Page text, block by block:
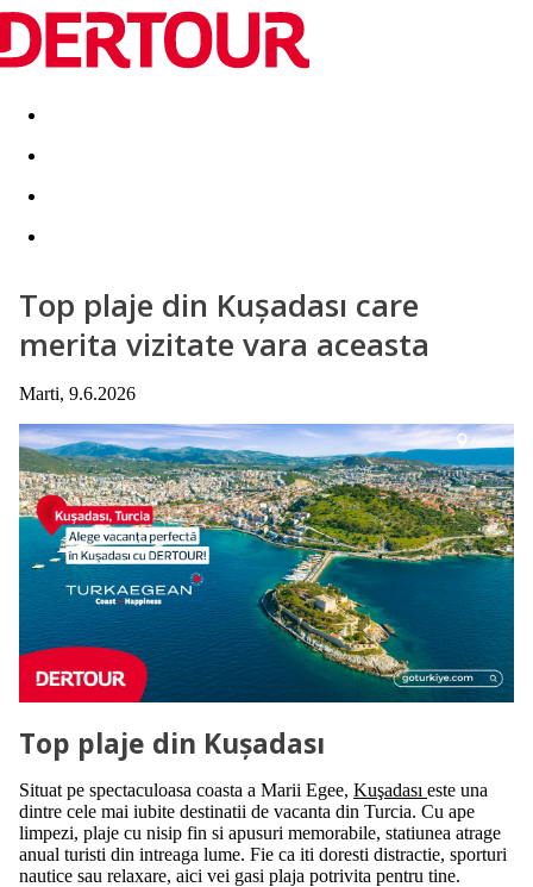
Destinatii Vacanta perfecta OFERTE DE NERATAT
Top plaje din Kuşadası care
merita vizitate vara aceasta
Marti, 9.6.2026
Top plaje din Kuşadası
Situat pe spectaculoasa coasta a Marii Egee, Kuşadası este una
dintre cele mai iubite destinatii de vacanta din Turcia. Cu ape
limpezi, plaje cu nisip fin si apusuri memorabile, statiunea atrage
anual turisti din intreaga lume. Fie ca iti doresti distractie, sporturi
nautice sau relaxare, aici vei gasi plaja potrivita pentru tine.